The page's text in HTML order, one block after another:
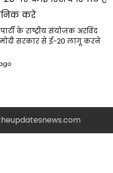
करे
के राष्ट्रीय संयोजक अरविंद
सरकार से ई-20 लागू करने